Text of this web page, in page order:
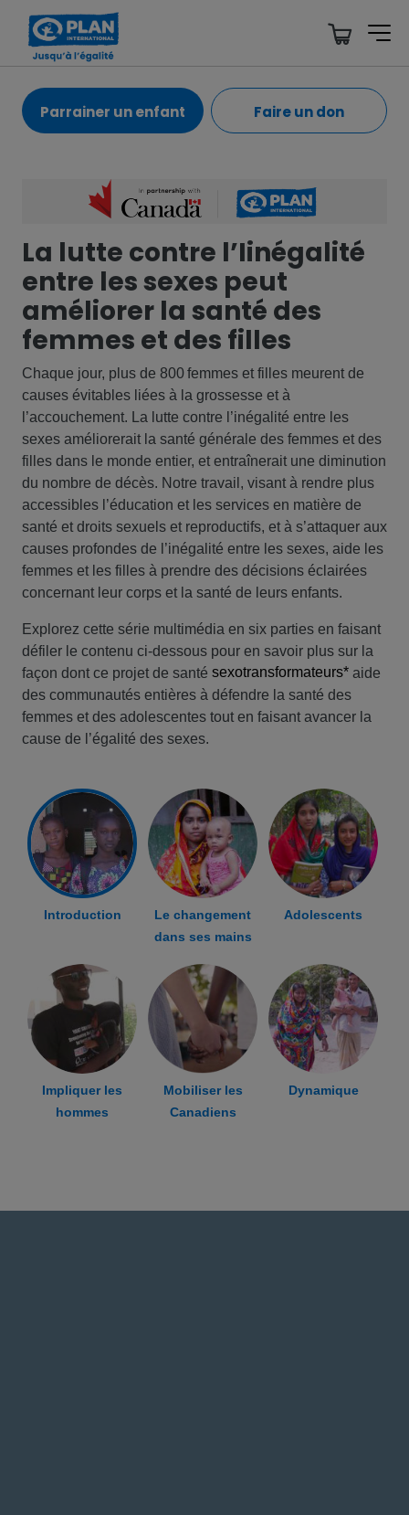
Parrainer un enfant Faire un don
La lutte contre l’Iinégalité
entre les sexes peut
améliorer la santé des
femmes et des filles
Chaque jour, plus de 800 femmes et filles meurent de
causes évitables liées à la grossesse et à
l’accouchement. La lutte contre l’inégalité entre les
sexes améliorerait la santé générale des femmes et des
filles dans le monde entier, et entraînerait une diminution
du nombre de décès. Notre travail, visant à rendre plus
accessibles l’éducation et les services en matière de
santé et droits sexuels et reproductifs, et à s’attaquer aux
causes profondes de l’inégalité entre les sexes, aide les
femmes et les filles à prendre des décisions éclairées
concernant leur corps et la santé de leurs enfants.
Explorez cette série multimédia en six parties en faisant
défiler le contenu ci-dessous pour en savoir plus sur la
façon dont ce projet de santé sexotransformateurs* aide
des communautés entières à défendre la santé des
femmes et des adolescentes tout en faisant avancer la
cause de l’égalité des sexes.
Introduction
Le changement
dans ses mains
Adolescents
Impliquer les
hommes
Mobiliser les
Canadiens
Dynamique